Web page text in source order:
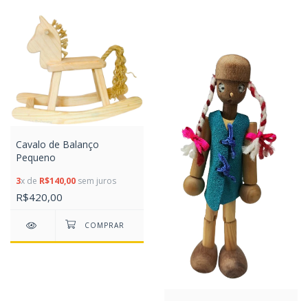
Cavalo de Balanço
Pequeno
3x de R$140,00 sem juros
R$420,00